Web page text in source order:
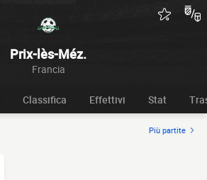
Prix-lès-Méz.
Francia
Classifica Effettivi Stat
Più partite